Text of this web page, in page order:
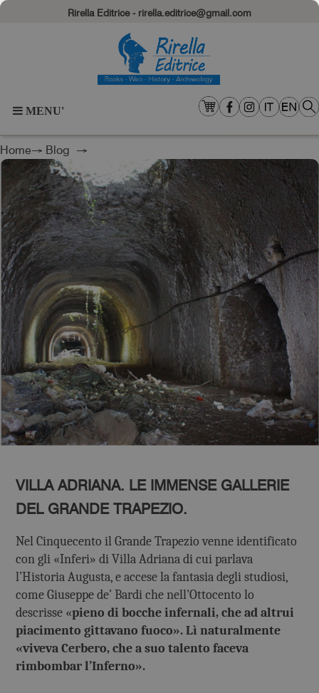
Rirella Editrice - rirella.editrice@gmail.com
MENU'
Home→ Blog →
VILLA ADRIANA. LE IMMENSE GALLERIE
DEL GRANDE TRAPEZIO.
Nel Cinquecento il Grande Trapezio venne identificato
con gli «Inferi» di Villa Adriana di cui parlava
l’Historia Augusta, e accese la fantasia degli studiosi,
come Giuseppe de’ Bardi che nell'Ottocento lo
descrisse «pieno di bocche infernali, che ad altrui
piacimento gittavano fuoco». Lì naturalmente
«viveva Cerbero, che a suo talento faceva
rimbombar l’Inferno».